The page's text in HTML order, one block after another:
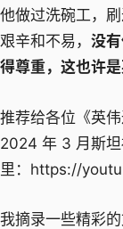
他做过洗碗工，
艰辛和不易， 没
得尊重，这也许
推荐给各位《英
2024 年 3 月斯
里：https://
我摘录一些精彩